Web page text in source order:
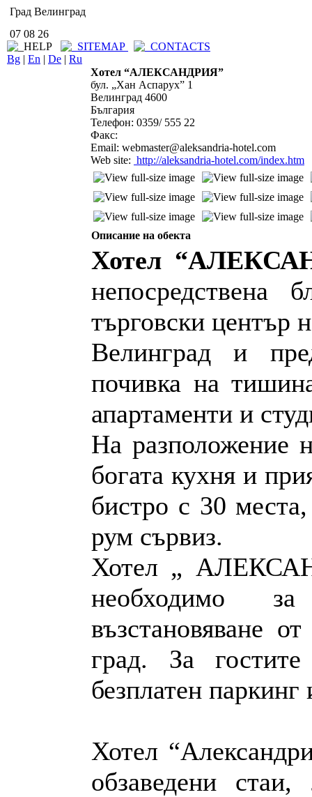
Град Велинград
07 08 26
Bg | En | De | Ru
Хотел “АЛЕКСАНДРИЯ”
бул. „Хан Аспарух” 1
Велинград 4600
България
Телефон: 0359/ 555 22
Факс:
Email: webmaster@aleksandria-hotel.com
Web site: http://aleksandria-hotel.com/index.htm
Описание на обекта
Хотел
непосредствена
търговски център
Велинград и
почивка на
апартаменти и
На разположение
богата кухня и
бистро с 30
рум сървиз.
Хотел „
необходимо
възстановяване
град. За
безплатен
Хотел
обзаведени